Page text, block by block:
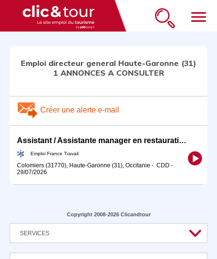
menu
Emploi directeur general Haute-Garonne (31)
1 ANNONCES A CONSULTER
Créer une alerte e-mail
Assistant / Assistante manager en restauration en Apprentissage (H/F)
Emploi France Travail
Colomiers (31770), Haute-Garonne (31), Occitanie - CDD -
29/07/2026
Copyright 2008-2026 Clicandtour
SERVICES